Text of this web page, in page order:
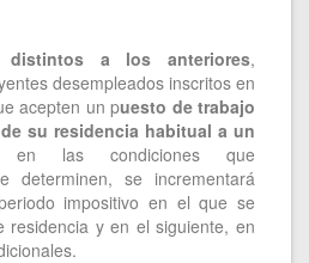
distintos a los anteriores,
desempleados inscritos en
acepten un puesto de trabajo
su residencia habitual a un
las condiciones que
determinen, se incrementará
impositivo en el que se
residencia y en el siguiente, en